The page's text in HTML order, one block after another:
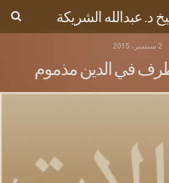
د. عبدالله الشريكة
2 سبتمبر، 2015
في الدين مذموم